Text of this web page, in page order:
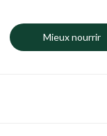
Mieux nourrir